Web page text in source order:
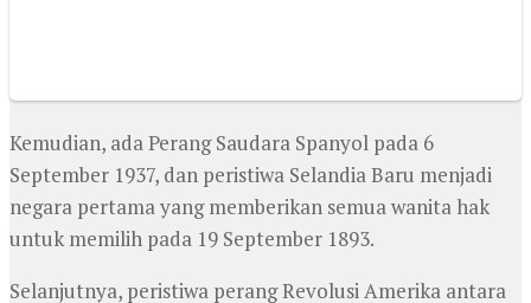
Kemudian, ada Perang Saudara Spanyol pada 6
September 1937, dan peristiwa Selandia Baru menjadi
negara pertama yang memberikan semua wanita hak
untuk memilih pada 19 September 1893.
Selanjutnya, peristiwa perang Revolusi Amerika antara